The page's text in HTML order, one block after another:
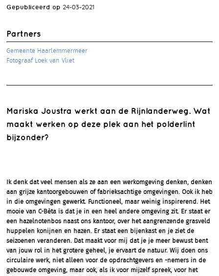
Gepubliceerd op 24-03-2021
Partners
Gemeente Haarlemmermeer
Fotograaf Loek van Vliet
Mariska Joustra werkt aan de Rijnlanderweg. Wat
maakt werken op deze plek aan het polderlint
bijzonder?
Ik denk dat veel mensen als ze aan een werkomgeving denken, denken
aan grijze kantoorgebouwen of fabrieksachtige omgevingen. Ook ik heb
in die omgevingen gewerkt. Functioneel, maar weinig inspirerend. Het
mooie van C-Bèta is dat je in een heel andere omgeving zit. Er staat er
een hazelnotenbos naast ons kantoor, over het aangrenzende grasveld
huppelen konijnen en hazen. Er staat een bijenkast en je ziet de
seizoenen veranderen. Dat maakt voor mij dat je je meer bewust bent
van jouw rol in het grotere geheel, je ervaart de natuur. Wij doen ons
circulaire werk, niet alleen voor de opdrachtgevers en -nemers in de
gebouwde omgeving, maar ook, als ik voor mijzelf spreek, voor het